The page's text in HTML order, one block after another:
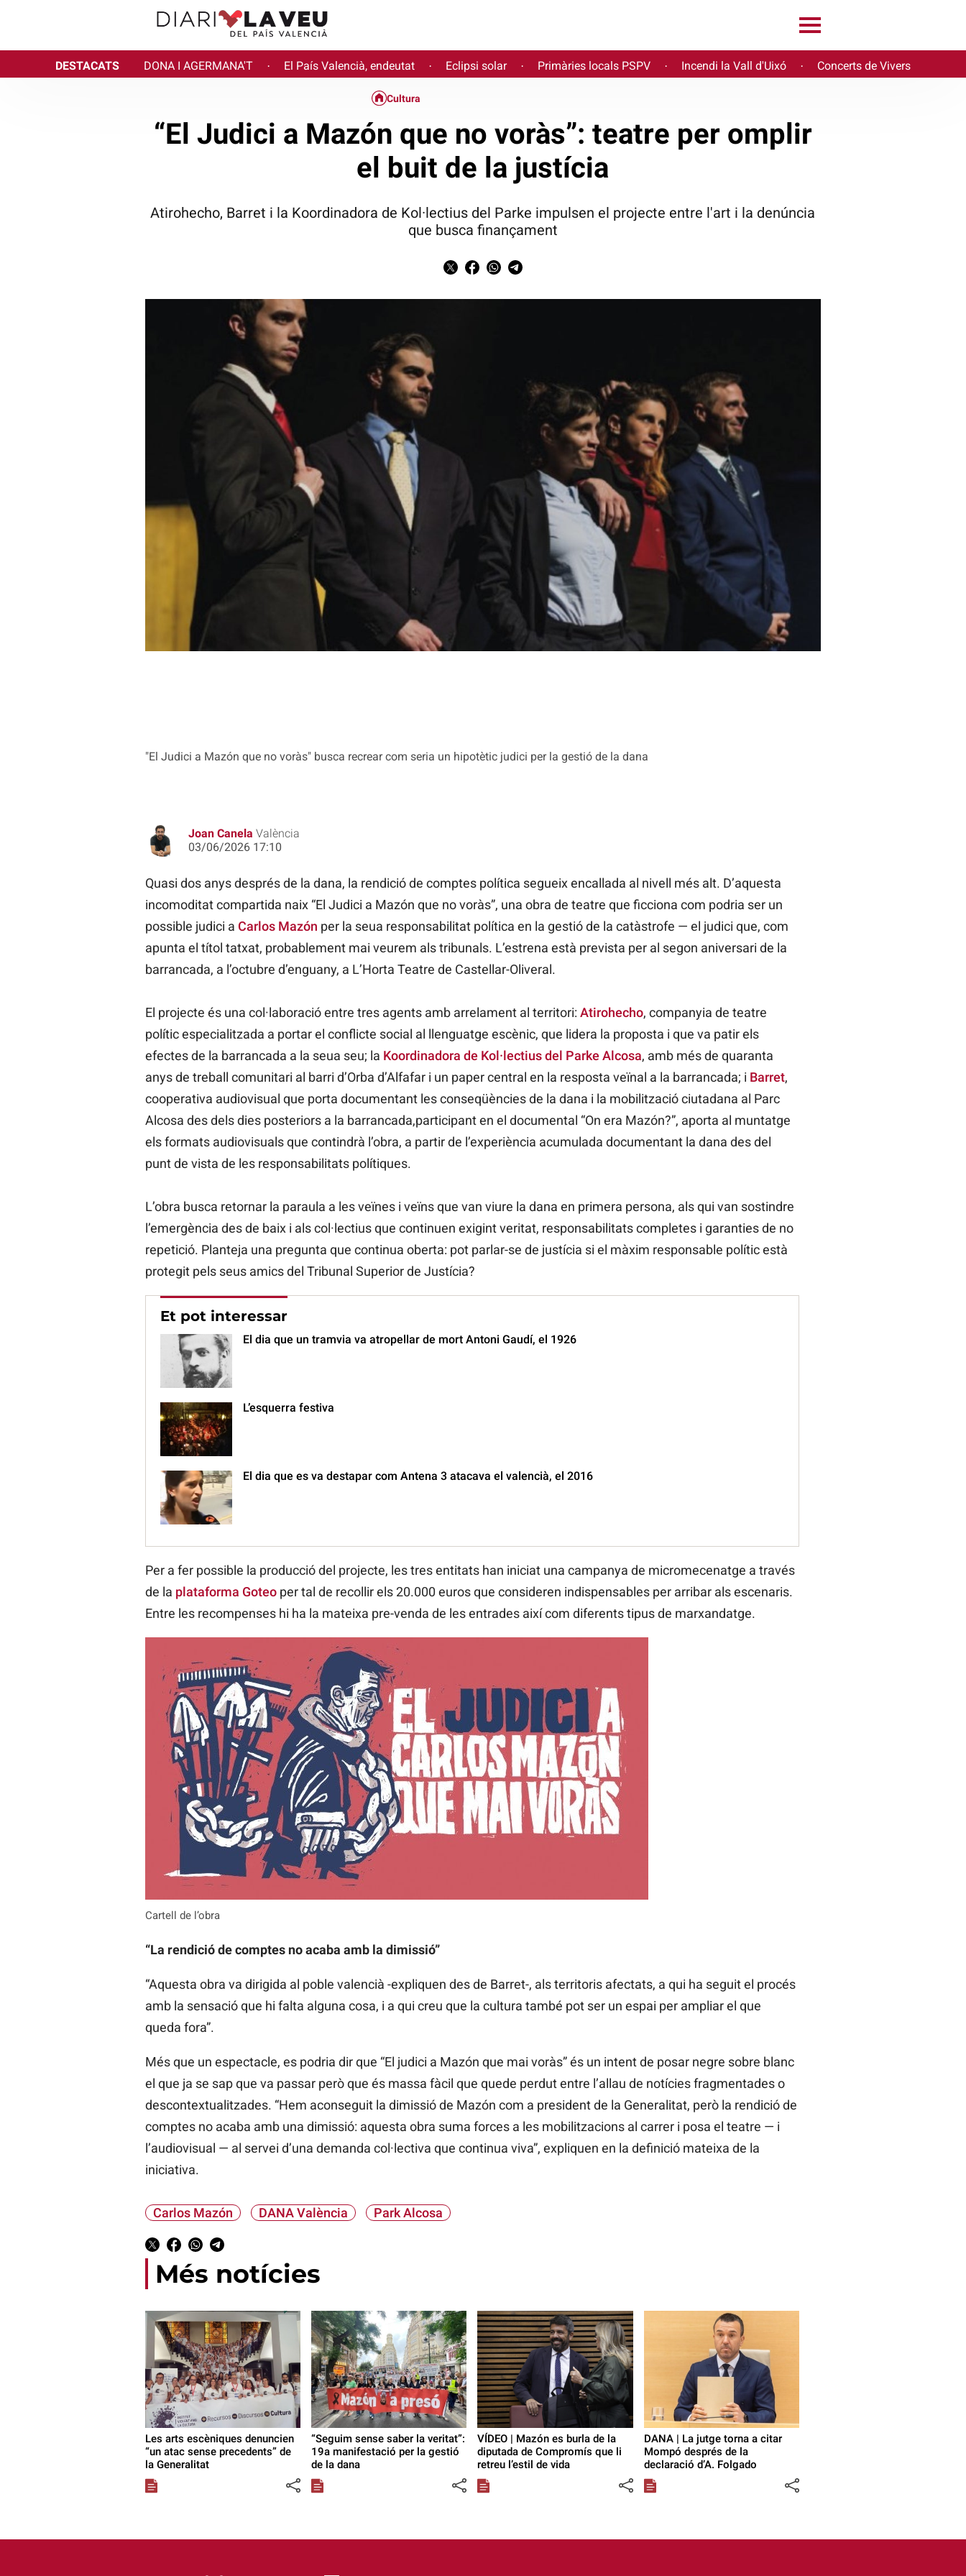
DESTACATS DONA I AGERMANA'T · El País Valencià, endeutat · Eclipsi solar · Primàries locals PSPV · Incendi la Vall d'Uixó · Concerts de Vivers
"El Judici a Mazón que no voràs" busca recrear com seria un hipotètic judici per la gestió de la dana
Cultura
“El Judici a Mazón que no voràs”: teatre per omplir
el buit de la justícia
Atirohecho, Barret i la Koordinadora de Kol·lectius del Parke impulsen el projecte entre l'art i la denúncia
que busca finançament
Joan Canela València
03/06/2026 17:10
Quasi dos anys després de la dana, la rendició de comptes política segueix encallada al nivell més alt. D’aquesta
incomoditat compartida naix “El Judici a Mazón que no voràs”, una obra de teatre que ficciona com podria ser un
possible judici a Carlos Mazón per la seua responsabilitat política en la gestió de la catàstrofe — el judici que, com
apunta el títol tatxat, probablement mai veurem als tribunals. L’estrena està prevista per al segon aniversari de la
barrancada, a l’octubre d’enguany, a L’Horta Teatre de Castellar-Oliveral.
El projecte és una col·laboració entre tres agents amb arrelament al territori: Atirohecho, companyia de teatre
polític especialitzada a portar el conflicte social al llenguatge escènic, que lidera la proposta i que va patir els
efectes de la barrancada a la seua seu; la Koordinadora de Kol·lectius del Parke Alcosa, amb més de quaranta
anys de treball comunitari al barri d’Orba d’Alfafar i un paper central en la resposta veïnal a la barrancada; i Barret,
cooperativa audiovisual que porta documentant les conseqüències de la dana i la mobilització ciutadana al Parc
Alcosa des dels dies posteriors a la barrancada,participant en el documental “On era Mazón?”, aporta al muntatge
els formats audiovisuals que contindrà l’obra, a partir de l’experiència acumulada documentant la dana des del
punt de vista de les responsabilitats polítiques.
L’obra busca retornar la paraula a les veïnes i veïns que van viure la dana en primera persona, als qui van sostindre
l’emergència des de baix i als col·lectius que continuen exigint veritat, responsabilitats completes i garanties de no
repetició. Planteja una pregunta que continua oberta: pot parlar-se de justícia si el màxim responsable polític està
protegit pels seus amics del Tribunal Superior de Justícia?
Et pot interessar
El dia que un tramvia va atropellar de mort Antoni Gaudí, el 1926
L’esquerra festiva
El dia que es va destapar com Antena 3 atacava el valencià, el 2016
Per a fer possible la producció del projecte, les tres entitats han iniciat una campanya de micromecenatge a través
de la plataforma Goteo per tal de recollir els 20.000 euros que consideren indispensables per arribar als escenaris.
Entre les recompenses hi ha la mateixa pre-venda de les entrades així com diferents tipus de marxandatge.
Cartell de l’obra
“La rendició de comptes no acaba amb la dimissió”
“Aquesta obra va dirigida al poble valencià -expliquen des de Barret-, als territoris afectats, a qui ha seguit el procés
amb la sensació que hi falta alguna cosa, i a qui creu que la cultura també pot ser un espai per ampliar el que
queda fora”.
Més que un espectacle, es podria dir que “El judici a Mazón que mai voràs” és un intent de posar negre sobre blanc
el que ja se sap que va passar però que és massa fàcil que quede perdut entre l’allau de notícies fragmentades o
descontextualitzades. “Hem aconseguit la dimissió de Mazón com a president de la Generalitat, però la rendició de
comptes no acaba amb una dimissió: aquesta obra suma forces a les mobilitzacions al carrer i posa el teatre — i
l’audiovisual — al servei d’una demanda col·lectiva que continua viva”, expliquen en la definició mateixa de la
iniciativa.
Carlos Mazón DANA València Park Alcosa
Més notícies
Les arts escèniques denuncien
“un atac sense precedents” de
la Generalitat
“Seguim sense saber la veritat”:
19a manifestació per la gestió
de la dana
VÍDEO | Mazón es burla de la
diputada de Compromís que li
retreu l’estil de vida
DANA | La jutge torna a citar
Mompó després de la
declaració d’A. Folgado